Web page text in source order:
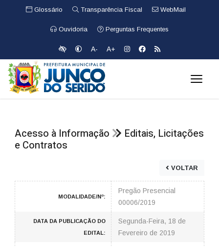
Glossário Transparência Fiscal WebMail
Ouvidoria Perguntas Frequentes
A- A+
Acesso à Informação
Editais, Licitações
e Contratos
VOLTAR
MODALIDADE/Nº:
Pregão Presencial
00006/2019
DATA DA PUBLICAÇÃO DO
EDITAL:
Segunda-Feira, 18 de
Fevereiro de 2019